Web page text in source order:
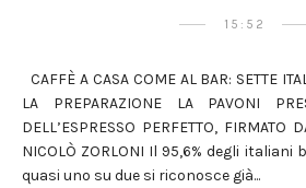
15:52
CAFFÈ A CASA COME AL BAR: SETTE
LA PREPARAZIONE LA PAVONI
DELL’ESPRESSO PERFETTO, FIRMATO
NICOLÒ ZORLONI Il 95,6% degli
quasi uno su due si riconosce già...